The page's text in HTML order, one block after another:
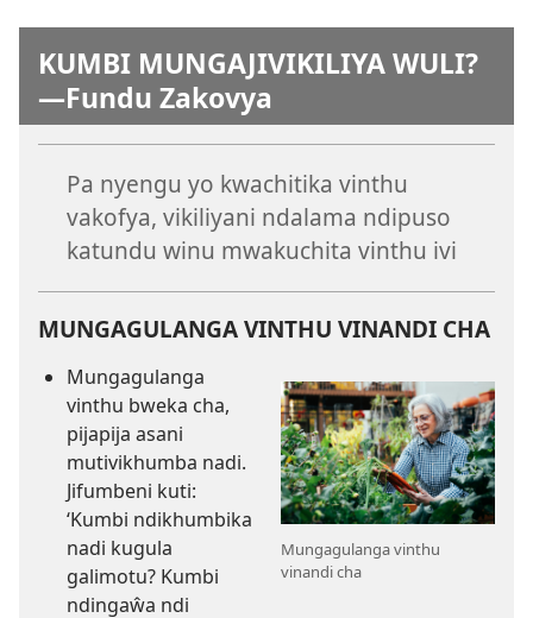
KUMBI MUNGAJIVIKILIYA WULI?​
—Fundu Zakovya
Pa nyengu yo kwachitika vinthu
vakofya, vikiliyani ndalama ndipuso
katundu winu mwakuchita vinthu ivi
MUNGAGULANGA VINTHU VINANDI CHA
Mungagulanga vinthu
vinandi cha
Mungagulanga
vinthu bweka cha,
pijapija asani
mutivikhumba nadi.
Jifumbeni kuti:
‘Kumbi ndikhumbika
nadi kugula
galimotu? Kumbi
ndingaŵa ndi